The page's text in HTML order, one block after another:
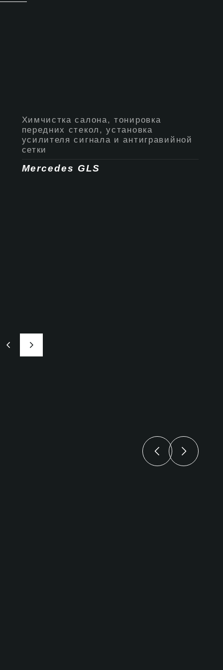
Химчистка салона, тонировка
передних стекол, установка
усилителя сигнала и антигравийной
сетки
Mercedes GLS